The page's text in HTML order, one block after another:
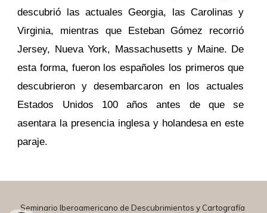
descubrió las actuales Georgia, las Carolinas y
Virginia, mientras que Esteban Gómez recorrió
Jersey, Nueva York, Massachusetts y Maine. De
esta forma, fueron los españoles los primeros que
descubrieron y desembarcaron en los actuales
Estados Unidos 100 años antes de que se
asentara la presencia inglesa y holandesa en este
paraje.
Seminario Iberoamericano de Descubrimientos y Cartografía